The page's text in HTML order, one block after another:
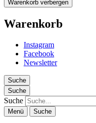
Warenkorb verbergen
Warenkorb
Instagram
Facebook
Newsletter
Suche
Suche
Suche
Menü Suche